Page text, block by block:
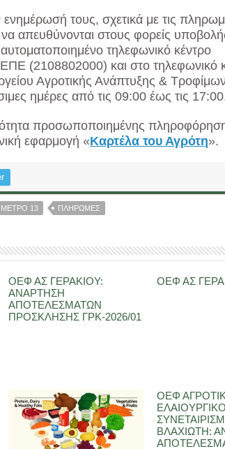
ενημέρωσή τους, σχετικά με τις
απευθύνονται στους φορείς
τηλεφωνικό κέντρο
(2108802000) και στο τηλεφωνικό
Αγροτικής Ανάπτυξης &
ημέρες από τις 09:00 έως τις
προσωποποιημένης
εφαρμογή «Καρτέλα του Αγρότη».
ΜΕΤΡΟ 13 ΠΛΗΡΩΜΕΣ
ΟΕΦ ΑΣ ΓΕΡΑΚΙΟΥ:
ΑΝΑΡΤΗΣΗ
ΑΠΟΤΕΛΕΣΜΑΤΩΝ
ΠΡΟΣΚΛΗΣΗΣ ΓΡΚ-2026/01
ΟΕΦ ΑΣ
ΟΕΦ
ΒΛΑΧΙΩΤΗ: